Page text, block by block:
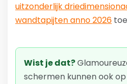
uitzonderlijk
wandtapijten anno 2026
Wist je dat?
schermen kunnen ook